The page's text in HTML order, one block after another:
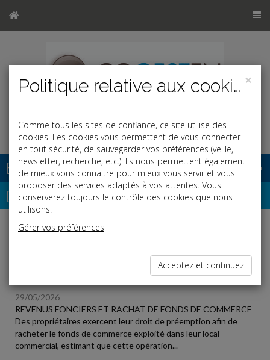
Base documentaire
Dépêches
Liste des dernières dépêches
29/05/2026
REVENUS FONCIERS ET RACHAT DE FONDS DE COMMERCE
Des propriétaires exercent leur droit de préemption afin de
racheter le fonds de commerce exploité dans leur local
commercial, estimant que cette opération...
×
Politique relative aux cookies
Comme tous les sites de confiance, ce site utilise des
cookies. Les cookies vous permettent de vous connecter
en tout sécurité, de sauvegarder vos préférences (veille,
newsletter, recherche, etc.). Ils nous permettent également
de mieux vous connaitre pour mieux vous servir et vous
proposer des services adaptés à vos attentes. Vous
conserverez toujours le contrôle des cookies que nous
utilisons.
Gérer vos préférences
Acceptez et continuez